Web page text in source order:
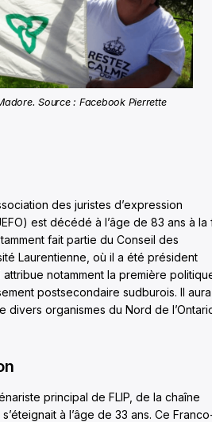
Source : Facebook Pierrette
des juristes d’expression
est décédé à l’âge de 83 ans à la
fait partie du Conseil des
Laurentienne, où il a été président
attribue notamment la première
postsecondaire sudburois. Il aura
divers organismes du Nord de
principal de FLIP, de la chaîne
à l’âge de 33 ans. Ce